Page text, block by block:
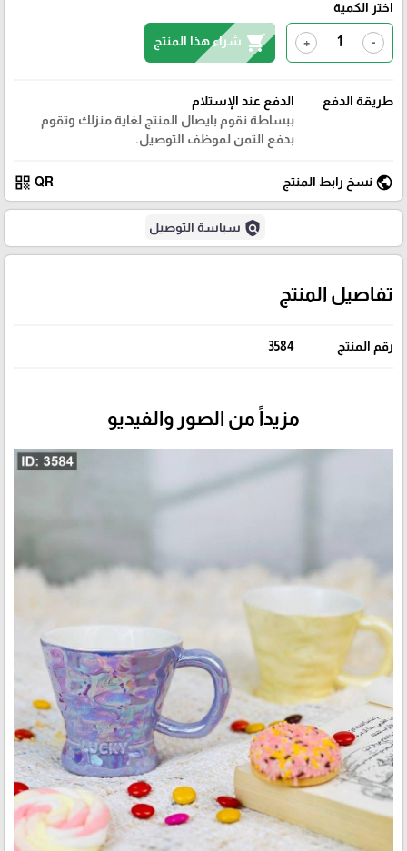
اختر الكمية
-
+
shopping_cart شراء هذا المنتج
طريقة الدفع
الدفع عند الإستلام
ببساطة نقوم بايصال المنتج لغاية منزلك وتقوم
بدفع الثمن لموظف التوصيل.
public نسخ رابط المنتج QR
qr_code
policy سياسة التوصيل
تفاصيل المنتج
رقم المنتج 3584
مزيداً من الصور والفيديو